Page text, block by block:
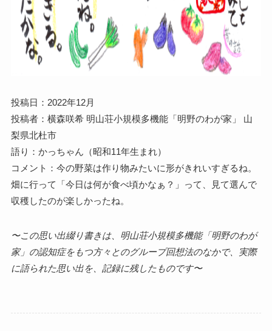
投稿日：2022年12月
投稿者：横森咲希 明山荘小規模多機能「明野のわが家」 山
梨県北杜市
語り：かっちゃん（昭和11年生まれ）
コメント：今の野菜は作り物みたいに形がきれいすぎるね。
畑に行って「今日は何が食べ頃かなぁ？」って、見て選んで
収穫したのが楽しかったね。
〜この思い出綴り書きは、明山荘小規模多機能「明野のわが
家」の認知症をもつ方々とのグループ回想法のなかで、実際
に語られた思い出を、記録に残したものです〜